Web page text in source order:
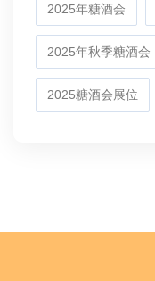
2025年糖酒会
2025年秋季糖酒会
2025糖酒会展位